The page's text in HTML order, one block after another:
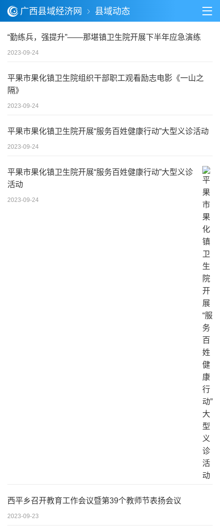
广西县域经济网 县域动态
“勤练兵，强提升”——那堪镇卫生院开展下半年应急演练
2023-09-24
平果市果化镇卫生院组织干部职工观看励志电影《一山之
隔》
2023-09-24
平果市果化镇卫生院开展“服务百姓健康行动”大型义诊活动
2023-09-24
平果市果化镇卫生院开展“服务百姓健康行动”大型义诊
活动
2023-09-24
西平乡召开教育工作会议暨第39个教师节表扬会议
2023-09-23